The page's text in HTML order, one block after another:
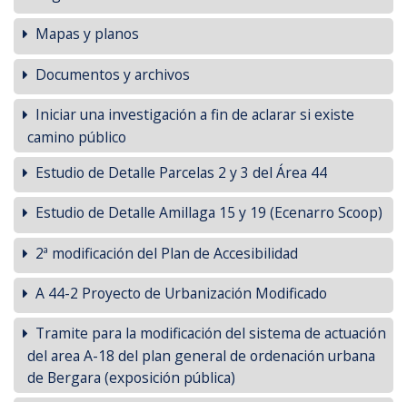
Mapas y planos
Documentos y archivos
Iniciar una investigación a fin de aclarar si existe
camino público
Estudio de Detalle Parcelas 2 y 3 del Área 44
Estudio de Detalle Amillaga 15 y 19 (Ecenarro Scoop)
2ª modificación del Plan de Accesibilidad
A 44-2 Proyecto de Urbanización Modificado
Tramite para la modificación del sistema de actuación
del area A-18 del plan general de ordenación urbana
de Bergara (exposición pública)